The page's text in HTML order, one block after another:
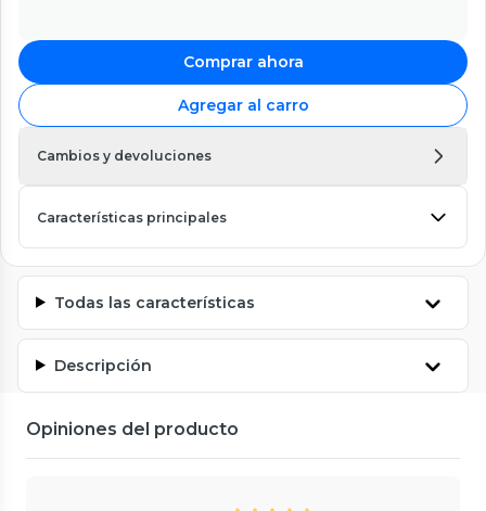
Comprar ahora
Agregar al carro
Cambios y devoluciones
Características principales
Todas las características
Descripción
Opiniones del producto